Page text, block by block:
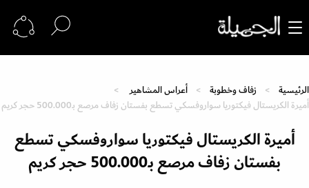
الرئيسية زفاف وخطوبة
أعراس المشاهير
أميرة الكريستال فيكتوريا سواروفسكي تسطع بفستان زفاف مرصع بـ500.000 حجر كريم
أميرة الكريستال فيكتوريا سواروفسكي تسطع
بفستان زفاف مرصع بـ500.000 حجر كريم